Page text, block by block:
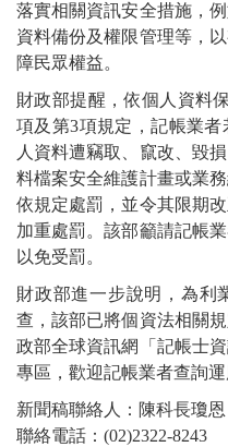
落實相關資訊安全措施，
資料備份及權限管理等，
障民眾權益。
財政部提醒，依個人資料
項及第3項規定，記帳業
人資料遭竊取、竄改、毀
料檔案安全維護計畫或業
依規定處罰，並令其限期
加重處罰。該部籲請記帳
以免受罰。
財政部進一步說明，為利
查，該部已將個資法相關
政部全球資訊網「記帳士
專區，歡迎記帳業者查詢運
新聞稿聯絡人：陳科長瓊恩
聯絡電話：(02)2322-8243